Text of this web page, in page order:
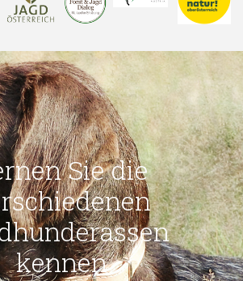
Sie die
kennen